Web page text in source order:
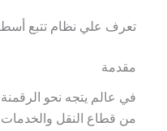
️تعرف علي نظام تتبع
مقدمة
في عالم يتجه نحو
من قطاع النقل والخدمات